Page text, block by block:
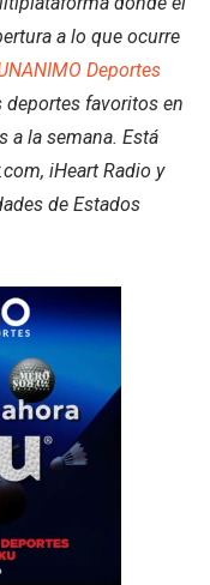
a lo que ocurre
Deportes
deportes favoritos en
a la semana. Está
iHeart Radio y
de Estados